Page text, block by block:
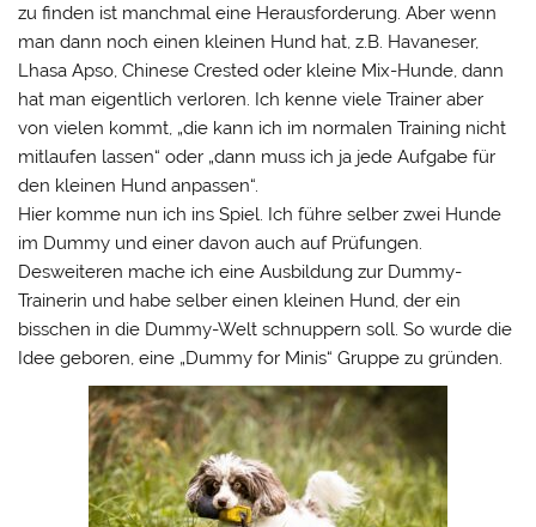
zu finden ist manchmal eine Herausforderung. Aber wenn
man dann noch einen kleinen Hund hat, z.B. Havaneser,
Lhasa Apso, Chinese Crested oder kleine Mix-Hunde, dann
hat man eigentlich verloren. Ich kenne viele Trainer aber
von vielen kommt, „die kann ich im normalen Training nicht
mitlaufen lassen“ oder „dann muss ich ja jede Aufgabe für
den kleinen Hund anpassen“.
Hier komme nun ich ins Spiel. Ich führe selber zwei Hunde
im Dummy und einer davon auch auf Prüfungen.
Desweiteren mache ich eine Ausbildung zur Dummy-
Trainerin und habe selber einen kleinen Hund, der ein
bisschen in die Dummy-Welt schnuppern soll. So wurde die
Idee geboren, eine „Dummy for Minis“ Gruppe zu gründen.